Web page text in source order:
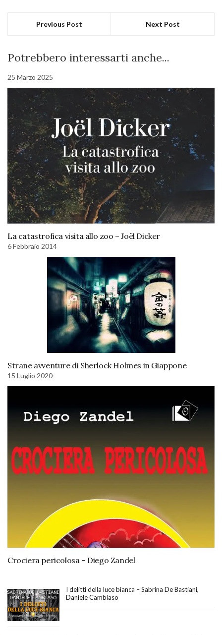
Previous Post Next Post
Potrebbero interessarti anche...
25 Marzo 2025
La catastrofica visita allo zoo – Joël Dicker
6 Febbraio 2014
Strane avventure di Sherlock Holmes in Giappone
15 Luglio 2020
Crociera pericolosa – Diego Zandel
I delitti della luce bianca – Sabrina De Bastiani,
Daniele Cambiaso